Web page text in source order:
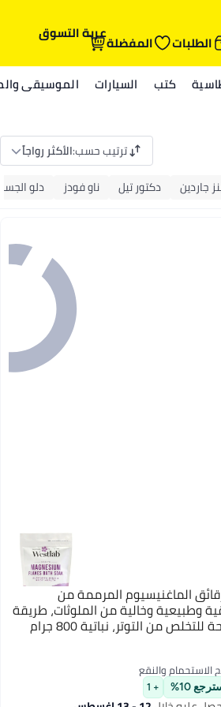
الطلبات المفضلةعربة التسوق
كتب السيارات الموسيقى
ترتيب حسب:الأكثر رواجاً
جاردين دكتور تيل ناو فودز دلو
الماغنيسيوم المرممة من
وطبيعية وخالية من الملوثات، طريقة
من التوتر، نباتية 800 جرام
10%
+ 1